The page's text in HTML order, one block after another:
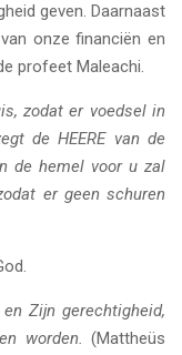
geven. Daarnaast
onze financiën en
profeet Maleachi.
zodat er voedsel in
de HEERE van de
de hemel voor u zal
er geen schuren
Zijn gerechtigheid,
worden. (Mattheüs